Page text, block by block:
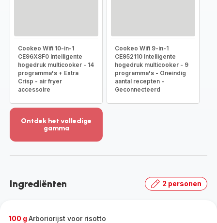
Cookeo Wifi 10-in-1
CE96X8F0 Intelligente
hogedruk multicooker - 14
programma's + Extra
Crisp - air fryer
accessoire
Cookeo Wifi 9-in-1
CE952110 Intelligente
hogedruk multicooker - 9
programma's - Oneindig
aantal recepten -
Geconnecteerd
Ontdek het volledige
gamma
-
volledige
Ingrediënten 2 personen
100 g Arboriorijst voor risotto